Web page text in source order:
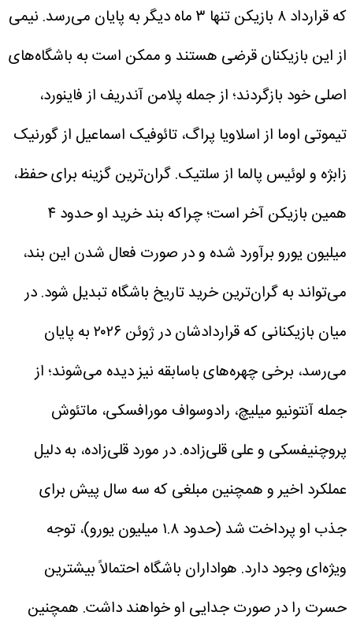
که قرارداد ۸ بازیکن تنها ۳ ماه دیگر به پایان می‌رسد. نیمی
از این بازیکنان قرضی هستند و ممکن است به باشگاه‌های
اصلی خود بازگردند؛ از جمله پلامن آندریف از فاینورد،
تیموتی اوما از اسلاویا پراگ، تائوفیک اسماعیل از گورنیک
زابژه و لوئیس پالما از سلتیک.گران‌ترین گزینه برای حفظ،
همین بازیکن آخر است؛ چراکه بند خرید او حدود ۴
میلیون یورو برآورد شده و در صورت فعال شدن این بند،
می‌تواند به گران‌ترین خرید تاریخ باشگاه تبدیل شود.در
میان بازیکنانی که قراردادشان در ژوئن ۲۰۲۶ به پایان
می‌رسد، برخی چهره‌های باسابقه نیز دیده می‌شوند؛ از
جمله آنتونیو میلیچ، رادوسواف مورافسکی، ماتئوش
پروچنیفسکی و علی قلی‌زاده.در مورد قلی‌زاده، به دلیل
عملکرد اخیر و همچنین مبلغی که سه سال پیش برای
جذب او پرداخت شد (حدود ۱.۸ میلیون یورو)، توجه
ویژه‌ای وجود دارد. هواداران باشگاه احتمالاً بیشترین
حسرت را در صورت جدایی او خواهند داشت. همچنین